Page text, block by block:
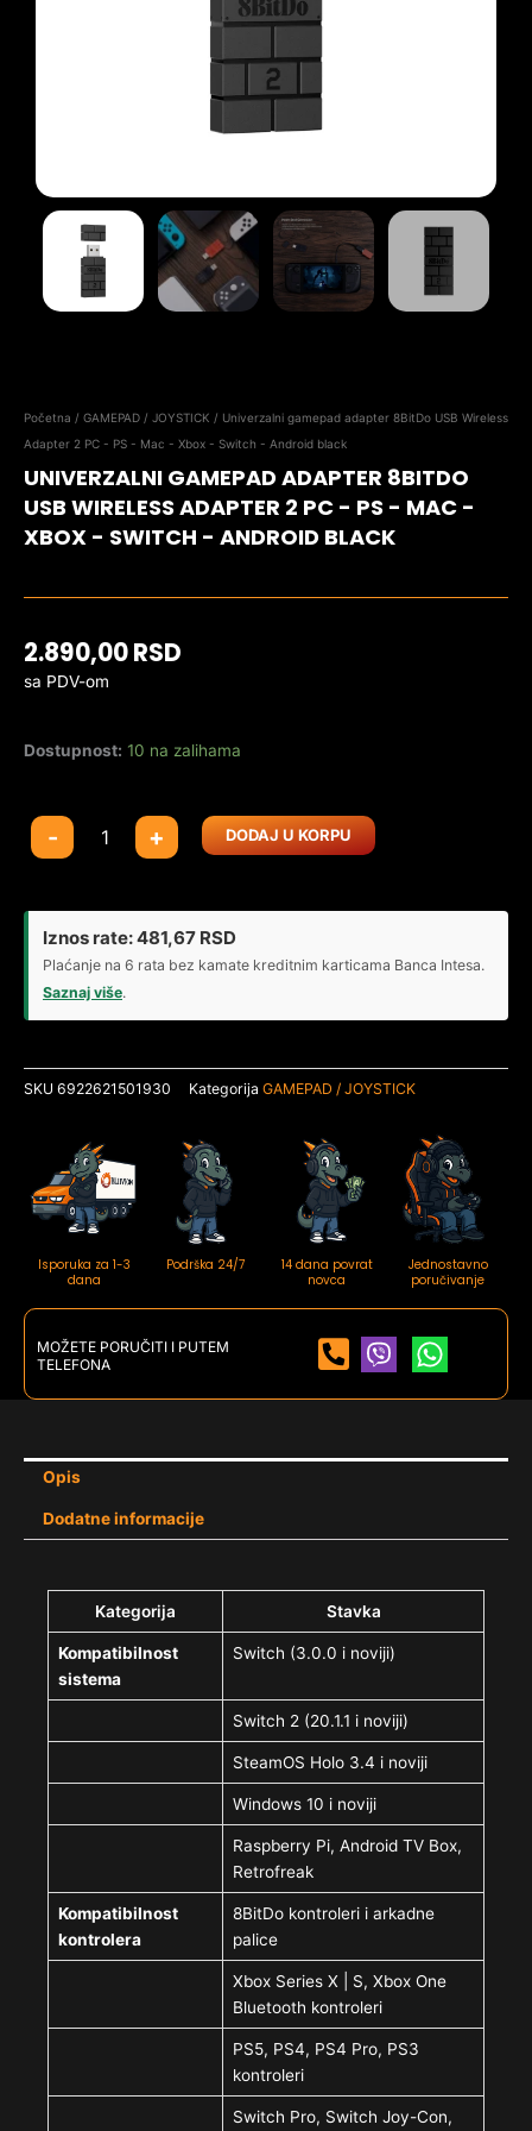
Početna / GAMEPAD / JOYSTICK / Univerzalni gamepad adapter 8BitDo USB Wireless
Adapter 2 PC - PS - Mac - Xbox - Switch - Android black
UNIVERZALNI GAMEPAD ADAPTER 8BITDO
USB WIRELESS ADAPTER 2 PC - PS - MAC -
XBOX - SWITCH - ANDROID BLACK
2.890,00RSD
sa PDV-om
Dostupnost: 10 na zalihama
-
Univerzalni
gamepad
USB
Wireless
Adapter
količina
+ DODAJ U KORPU
Iznos rate:481,67 RSD
Plaćanje na 6 rata bez kamate kreditnim karticama Banca Intesa.
Saznaj više.
SKU 6922621501930 Kategorija GAMEPAD / JOYSTICK
Isporuka za 1-3
dana
Podrška 24/7
14 dana povrat
novca
Jednostavno
poručivanje
MOŽETE PORUČITI I PUTEM
TELEFONA
Opis
Dodatne informacije
Kategorija Stavka
Kompatibilnost
sistema
Switch (3.0.0 i noviji)
Switch 2 (20.1.1 i noviji)
SteamOS Holo 3.4 i noviji
Windows 10 i noviji
Raspberry Pi, Android TV Box,
Retrofreak
Kompatibilnost
kontrolera
8BitDo kontroleri i arkadne
palice
Xbox Series X | S, Xbox One
Bluetooth kontroleri
PS5, PS4, PS4 Pro, PS3
kontroleri
Switch Pro, Switch Joy-Con,